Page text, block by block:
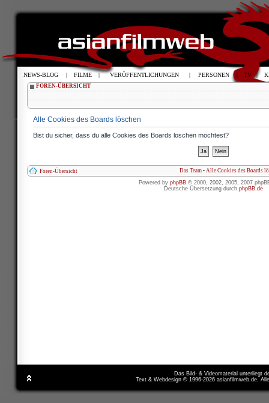
FOREN-ÜBERSICHT
Alle Cookies des Boards löschen
Bist du sicher, dass du alle Cookies des Boards löschen möchtest?
Foren-Übersicht Das Team • Alle Cookies des Boards
Powered by phpBB © 2000, 2002, 2005, 2007
Deutsche Übersetzung durch phpBB.de
Das Bild- & Videomaterial unterliegt
Text & Webdesign © 1996-2026 asianfilmweb.de.
NEWS-BLOG | FILME | VERÖFFENTLICHUNGEN | PERSONEN | TV |